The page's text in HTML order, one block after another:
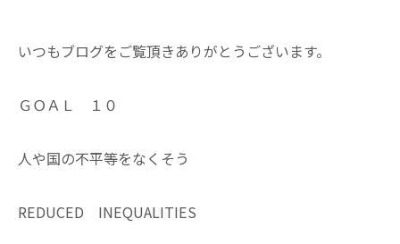
いつもブログをご覧頂きありがとうございます。
ＧＯＡＬ １０
人や国の不平等をなくそう
REDUCED INEQUALITIES